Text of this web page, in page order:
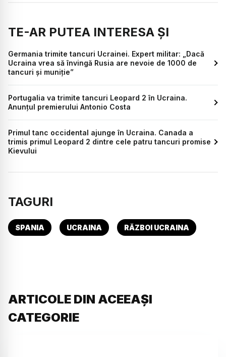
TE-AR PUTEA INTERESA ȘI
Germania trimite tancuri Ucrainei. Expert militar: „Dacă
Ucraina vrea să învingă Rusia are nevoie de 1000 de
tancuri și muniție”
Portugalia va trimite tancuri Leopard 2 în Ucraina.
Anunțul premierului Antonio Costa
Primul tanc occidental ajunge în Ucraina. Canada a
trimis primul Leopard 2 dintre cele patru tancuri promise
Kievului
TAGURI
SPANIA UCRAINA RĂZBOI UCRAINA
ARTICOLE DIN ACEEAȘI
CATEGORIE